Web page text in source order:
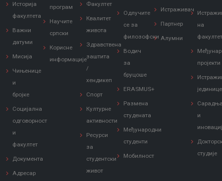
Историја
факултета
Важни
датуми
Мисија
Чињенице
и
бројке
Социјална
одговорност
и
факултет
Документа
Адресар
програм
Научите
српски
Корисне
информације
Факултет
Квалитет
живота
Здравствена
заштита
/
хендикеп
Спорт
Културне
активности
Ресурси
за
студентски
живот
Одлучите
се за
филозофски
Водич
за
бруцоше
ERASMUS+
Размена
студената
Међународни
студенти
Мобилност
Истраживач
Партнер
Алумни
на
пројекти
јединице
и
студије